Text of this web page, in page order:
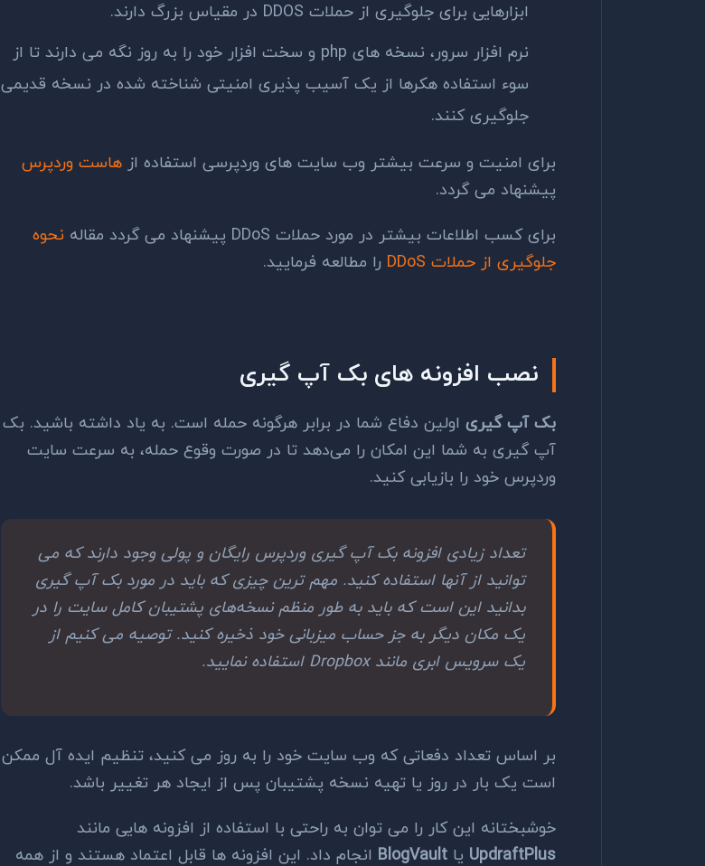
ابزارهایی برای جلوگیری از حملات DDOS در مقیاس بزرگ دارند.
نرم افزار سرور، نسخه های php و سخت افزار خود را به روز نگه می دارند تا از
سوء استفاده هکرها از یک آسیب پذیری امنیتی شناخته شده در نسخه قدیمی
جلوگیری کنند.
برای امنیت و سرعت بیشتر وب سایت های وردپرسی استفاده از هاست وردپرس
پیشنهاد می گردد.
برای کسب اطلاعات بیشتر در مورد حملات DDoS پیشنهاد می گردد مقاله
نحوه
جلوگیری از حملات DDoS
را مطالعه فرمایید.
نصب افزونه های بک آپ گیری
بک آپ گیری اولین دفاع شما در برابر هرگونه حمله است. به یاد داشته باشید. بک
آپ ‌گیری به شما این امکان را می‌دهد تا در صورت وقوع حمله، به سرعت سایت
وردپرس خود را بازیابی کنید.
تعداد زیادی افزونه بک آپ گیری وردپرس رایگان و پولی وجود دارند که می
توانید از آنها استفاده کنید. مهم ‌ترین چیزی که باید در مورد بک آپ گیری
بدانید این است که باید به طور منظم نسخه‌های پشتیبان کامل سایت را در
یک مکان دیگر به جز حساب میزبانی خود ذخیره کنید. توصیه می کنیم از
یک سرویس ابری مانند Dropbox استفاده نمایید.
بر اساس تعداد دفعاتی که وب سایت خود را به روز می کنید، تنظیم ایده آل ممکن
است یک بار در روز یا تهیه نسخه پشتیبان پس از ایجاد هر تغییر باشد.
خوشبختانه این کار را می توان به راحتی با استفاده از افزونه هایی مانند
UpdraftPlus یا BlogVault انجام داد. این افزونه ها قابل اعتماد هستند و از همه